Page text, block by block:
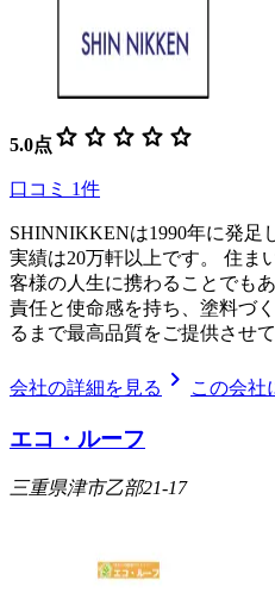
5.0点 star star star star star
口コミ 1件
SHINNIKKENは1990年に発足
実績は20万軒以上です。 住ま
客様の人生に携わることでも
責任と使命感を持ち、塗料づ
るまで最高品質をご提供させ
会社の詳細を見る chevron_right この会社
エコ・ルーフ
三重県津市乙部21-17